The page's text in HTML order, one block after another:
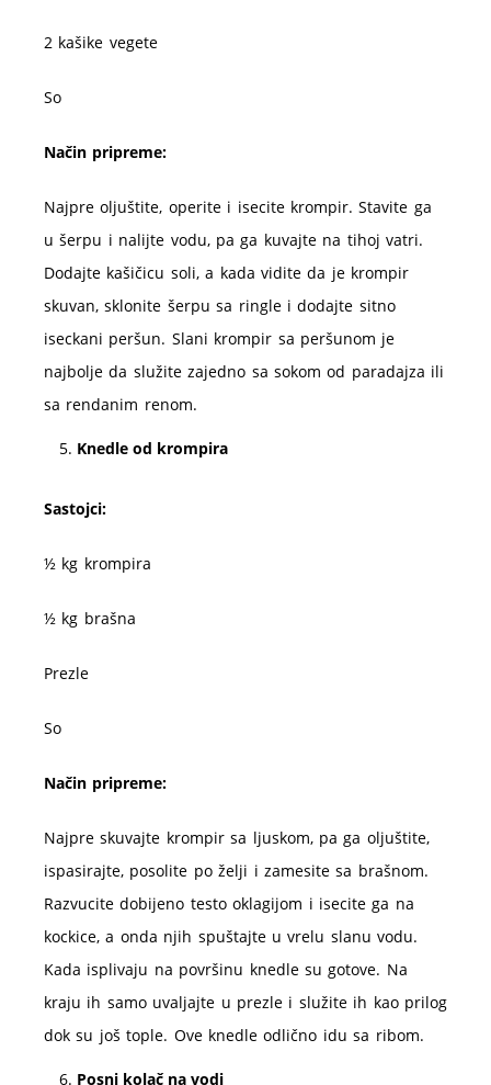
2 kašike vegete
So
Način pripreme:
Najpre oljuštite, operite i isecite krompir. Stavite ga
u šerpu i nalijte vodu, pa ga kuvajte na tihoj vatri.
Dodajte kašičicu soli, a kada vidite da je krompir
skuvan, sklonite šerpu sa ringle i dodajte sitno
iseckani peršun. Slani krompir sa peršunom je
najbolje da služite zajedno sa sokom od paradajza ili
sa rendanim renom.
Knedle od krompira
Sastojci:
½ kg krompira
½ kg brašna
Prezle
So
Način pripreme:
Najpre skuvajte krompir sa ljuskom, pa ga oljuštite,
ispasirajte, posolite po želji i zamesite sa brašnom.
Razvucite dobijeno testo oklagijom i isecite ga na
kockice, a onda njih spuštajte u vrelu slanu vodu.
Kada isplivaju na površinu knedle su gotove. Na
kraju ih samo uvaljajte u prezle i služite ih kao prilog
dok su još tople. Ove knedle odlično idu sa ribom.
Posni kolač na vodi